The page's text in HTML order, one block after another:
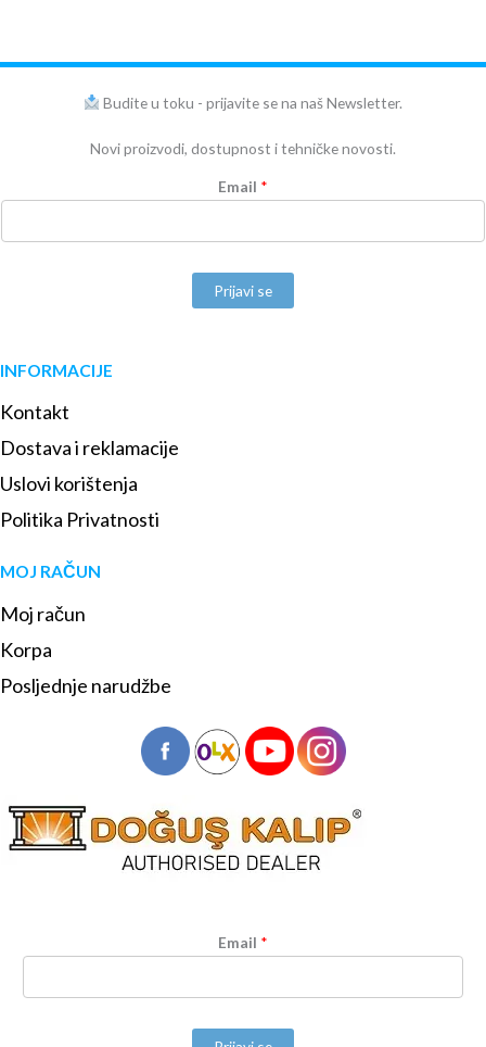
Budite u toku - prijavite se na naš Newsletter.
Novi proizvodi, dostupnost i tehničke novosti.
Email *
Prijavi se
INFORMACIJE
Kontakt
Dostava i reklamacije
Uslovi korištenja
Politika Privatnosti
MOJ RAČUN
Moj račun
Korpa
Posljednje narudžbe
Email *